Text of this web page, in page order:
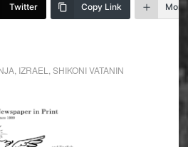
Twitter Copy Link More
, IZRAEL SHIKONI VATANIN